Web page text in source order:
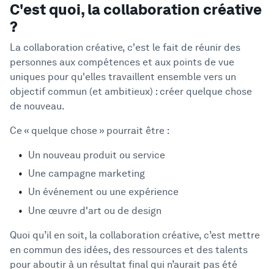
C'est quoi, la collaboration créative
?
La collaboration créative, c'est le fait de réunir des
personnes aux compétences et aux points de vue
uniques pour qu'elles travaillent ensemble vers un
objectif commun (et ambitieux) : créer quelque chose
de nouveau.
Ce « quelque chose » pourrait être :
Un nouveau produit ou service
Une campagne marketing
Un événement ou une expérience
Une œuvre d'art ou de design
Quoi qu’il en soit, la collaboration créative, c’est mettre
en commun des idées, des ressources et des talents
pour aboutir à un résultat final qui n’aurait pas été